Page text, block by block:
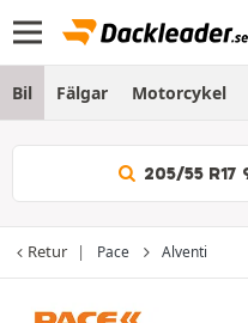
Bil Fälgar Motorcykel
205/55 R17
Retur Pace Alventi